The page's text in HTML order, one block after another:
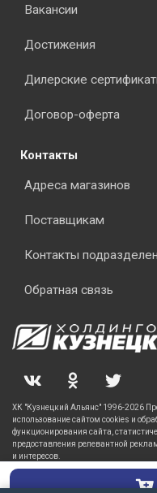
Вакансии
Достижения
Дилерские
Договор-оферта
Контакты
Адреса магазинов
Поставщикам
Контакты
Обратная связь
ХК "Кузнецкий Альянс" 1996-2026
использование сайтом cookies и
функционирования сайта,
предоставления релевантной
и интересов.